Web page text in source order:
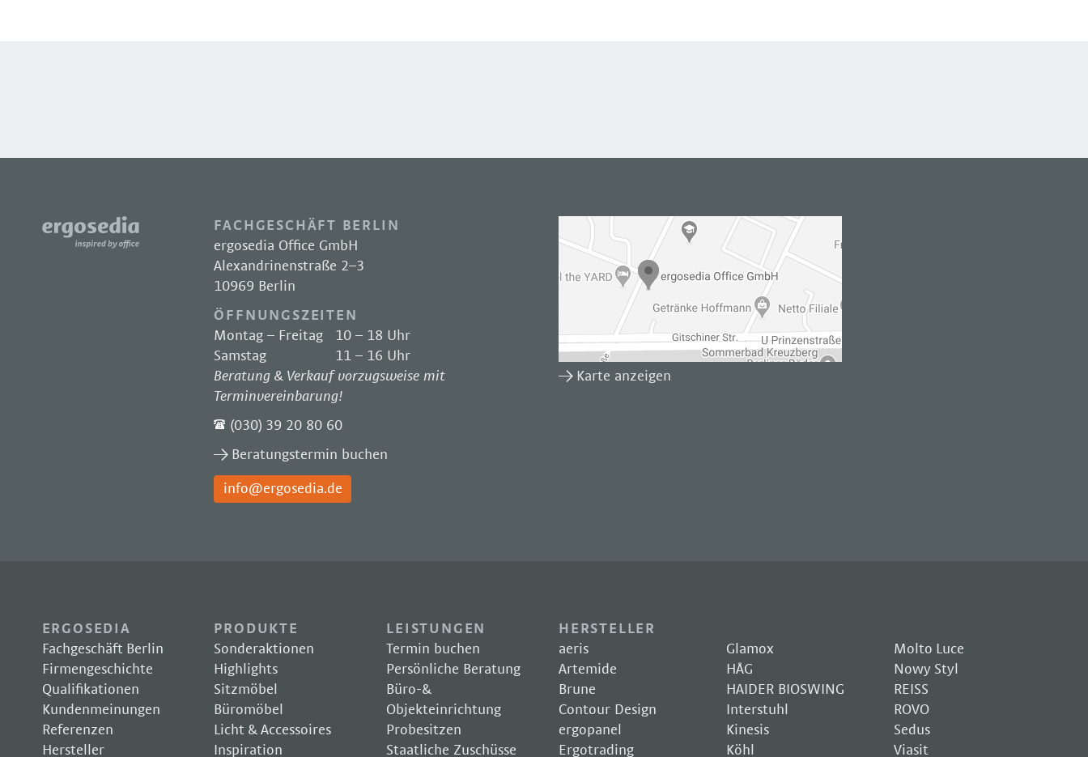
FACHGESCHÄFT BERLIN
ergosedia Office GmbH
Alexandrinenstraße 2–3
10969 Berlin
ÖFFNUNGSZEITEN
Montag – Freitag
10 – 18 Uhr
Samstag
11 – 16 Uhr
Beratung & Verkauf vorzugsweise mit
Terminvereinbarung!
(030) 39 20 80 60
Beratungstermin buchen
info@ergosedia.de
Karte anzeigen
ERGOSEDIA
Fachgeschäft Berlin
Firmengeschichte
Qualifikationen
Kundenmeinungen
Referenzen
Hersteller
PRODUKTE
Sonderaktionen
Highlights
Sitzmöbel
Büromöbel
Licht & Accessoires
Inspiration
LEISTUNGEN
Termin buchen
Persönliche Beratung
Büro-&
Objekteinrichtung
Probesitzen
Staatliche Zuschüsse
HERSTELLER
aeris
Artemide
Brune
Contour Design
ergopanel
Ergotrading
Glamox
HÅG
HAIDER BIOSWING
Interstuhl
Kinesis
Köhl
Molto Luce
Nowy Styl
REISS
ROVO
Sedus
Viasit